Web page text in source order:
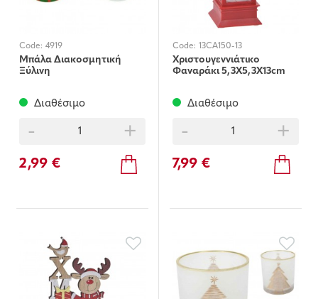
Code: 4919
Μπάλα Διακοσμητική
Ξύλινη
Διαθέσιμο
- +
2,99 €
Code: 13CA150-13
Χριστουγεννιάτικο
Φαναράκι 5,3Χ5,3X13cm
Διαθέσιμο
- +
7,99 €